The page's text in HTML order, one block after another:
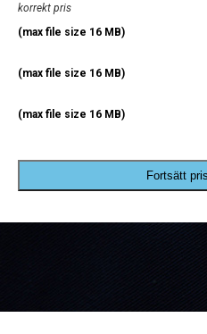
korrekt pris
(max file size 16 MB)
(max file size 16 MB)
(max file size 16 MB)
Fortsätt